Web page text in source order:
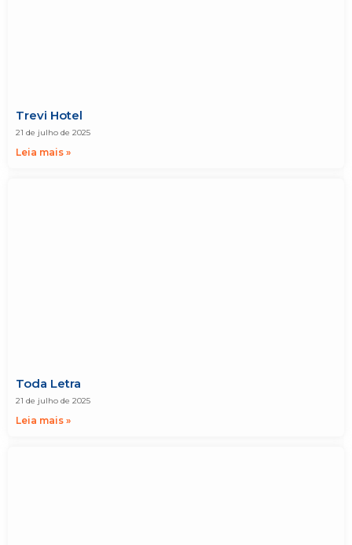
Trevi Hotel
21 de julho de 2025
Leia mais »
Toda Letra
21 de julho de 2025
Leia mais »